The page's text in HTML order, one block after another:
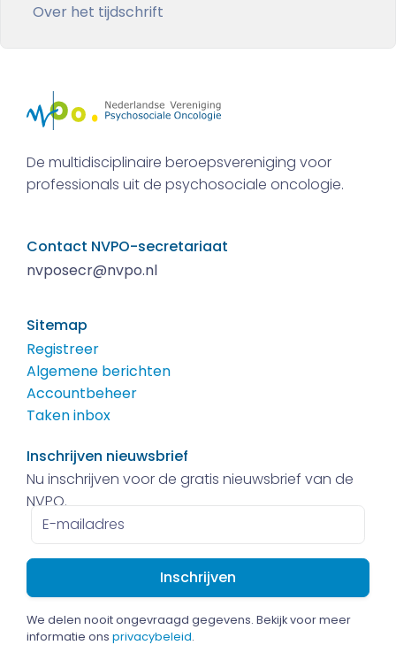
Over het tijdschrift
De multidisciplinaire beroepsvereniging voor
professionals uit de psychosociale oncologie.
Contact NVPO-secretariaat
nvposecr@nvpo.nl
Sitemap
Registreer
Algemene berichten
Accountbeheer
Taken inbox
Inschrijven nieuwsbrief
Nu inschrijven voor de gratis nieuwsbrief van de
NVPO.
E-
mailadres
We delen nooit ongevraagd gegevens. Bekijk voor meer
informatie ons privacybeleid.